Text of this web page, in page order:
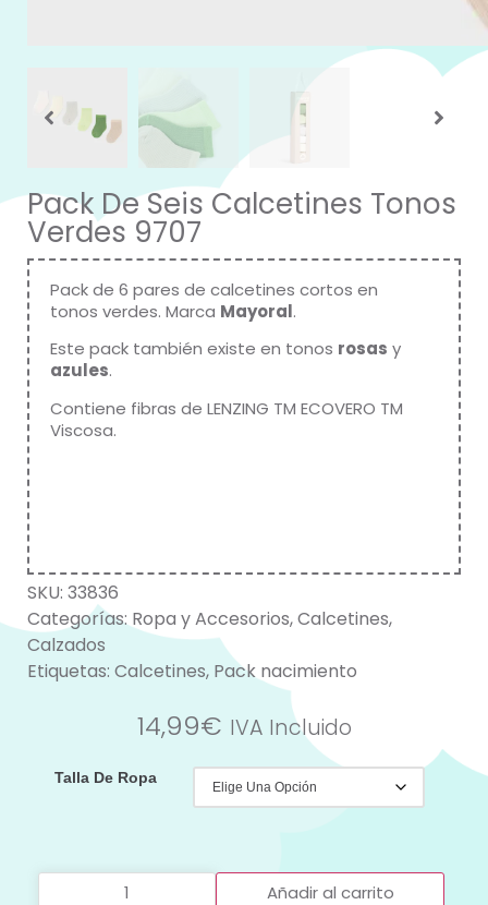
Pack De Seis Calcetines Tonos
Verdes 9707
Pack de 6 pares de calcetines cortos en
tonos verdes. Marca Mayoral.
Este pack también existe en tonos rosas y
azules.
Contiene fibras de LENZING TM ECOVERO TM
Viscosa.
SKU: 33836
Categorías:Ropa y Accesorios,Calcetines,
Calzados
Etiquetas: Calcetines, Pack nacimiento
14,99€ IVA Incluido
Talla De Ropa
Añadir al carrito